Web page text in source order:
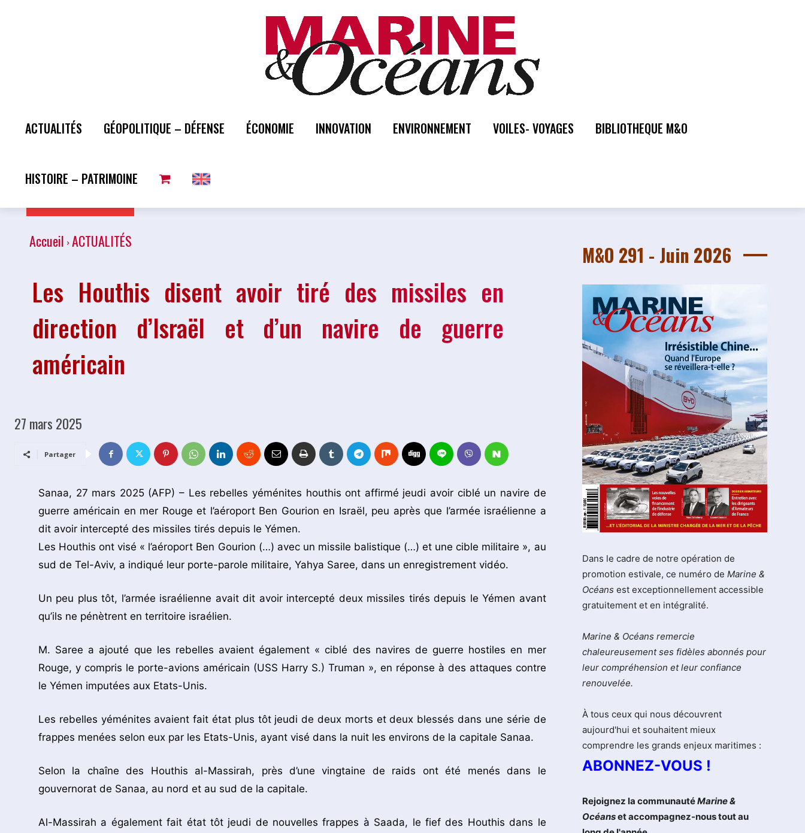
ACTUALITÉS GÉOPOLITIQUE – DÉFENSE ÉCONOMIE INNOVATION ENVIRONNEMENT VOILES- VOYAGES BIBLIOTHEQUE M&O
HISTOIRE – PATRIMOINE
Accueil ACTUALITÉS
Les Houthis disent avoir tiré des missiles en
direction d’Israël et d’un navire de guerre
américain
27 mars 2025
Partager
Sanaa, 27 mars 2025 (AFP) – Les rebelles yéménites houthis ont affirmé jeudi avoir ciblé un navire de
guerre américain en mer Rouge et l’aéroport Ben Gourion en Israël, peu après que l’armée israélienne a
dit avoir intercepté des missiles tirés depuis le Yémen.
Les Houthis ont visé « l’aéroport Ben Gourion (…) avec un missile balistique (…) et une cible militaire », au
sud de Tel-Aviv, a indiqué leur porte-parole militaire, Yahya Saree, dans un enregistrement vidéo.
Un peu plus tôt, l’armée israélienne avait dit avoir intercepté deux missiles tirés depuis le Yémen avant
qu’ils ne pénètrent en territoire israélien.
M. Saree a ajouté que les rebelles avaient également « ciblé des navires de guerre hostiles en mer
Rouge, y compris le porte-avions américain (USS Harry S.) Truman », en réponse à des attaques contre
le Yémen imputées aux Etats-Unis.
Les rebelles yéménites avaient fait état plus tôt jeudi de deux morts et deux blessés dans une série de
frappes menées selon eux par les Etats-Unis, ayant visé dans la nuit les environs de la capitale Sanaa.
Selon la chaîne des Houthis al-Massirah, près d’une vingtaine de raids ont été menés dans le
gouvernorat de Sanaa, au nord et au sud de la capitale.
Al-Massirah a également fait état tôt jeudi de nouvelles frappes à Saada, le fief des Houthis dans le
M&O 291 - Juin 2026
Dans le cadre de notre opération de
promotion estivale, ce numéro de Marine &
Océans est exceptionnellement accessible
gratuitement et en intégralité.
Marine & Océans remercie
chaleureusement ses fidèles abonnés pour
leur compréhension et leur confiance
renouvelée.
À tous ceux qui nous découvrent
aujourd'hui et souhaitent mieux
comprendre les grands enjeux maritimes :
ABONNEZ-VOUS !
Rejoignez la communautéMarine &
Océanset accompagnez-nous tout au